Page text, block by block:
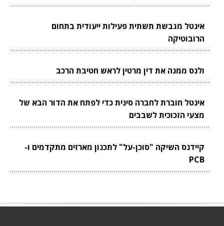
אינטל מגבשת תשתית פעילות ייעודית בתחום
הרובוטיקה
ולנס ממנה את דין מרטין לראש חטיבת הרכב
אינטל חוברת לחברה סינית כדי לפתח את הדור הבא של
מצעי הזכוכית לשבבים
קיידנס השיקה "סוכן-על" לתכנון מארזים מתקדמים ו-
PCB